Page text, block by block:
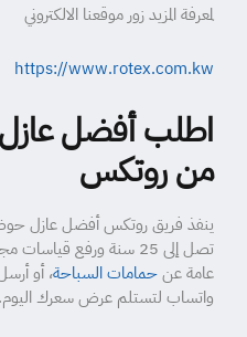
لمعرفة المزيد زور موقعنا الالكتروني
https://www.rotex.com.kw
اطلب أفضل
من روتكس
ينفذ فريق روتكس أفضل عازل
تصل إلى 25 سنة ورفع
عامة عنحمامات السباحة، أو
واتساب لتستلم عرض سعرك اليوم.